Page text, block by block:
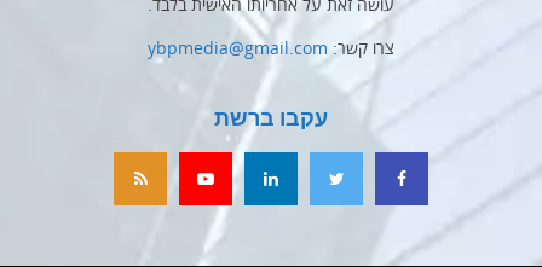
צרו קשר: ybpmedia@gmail.com
עקבו ברשת